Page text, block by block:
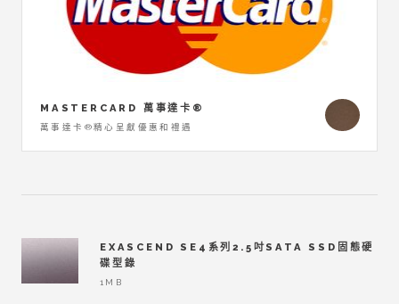
MASTERCARD 萬事達卡®
萬事達卡®精心呈獻優惠和禮遇
EXASCEND SE4系列2.5吋SATA SSD固態硬
碟型錄
1MB